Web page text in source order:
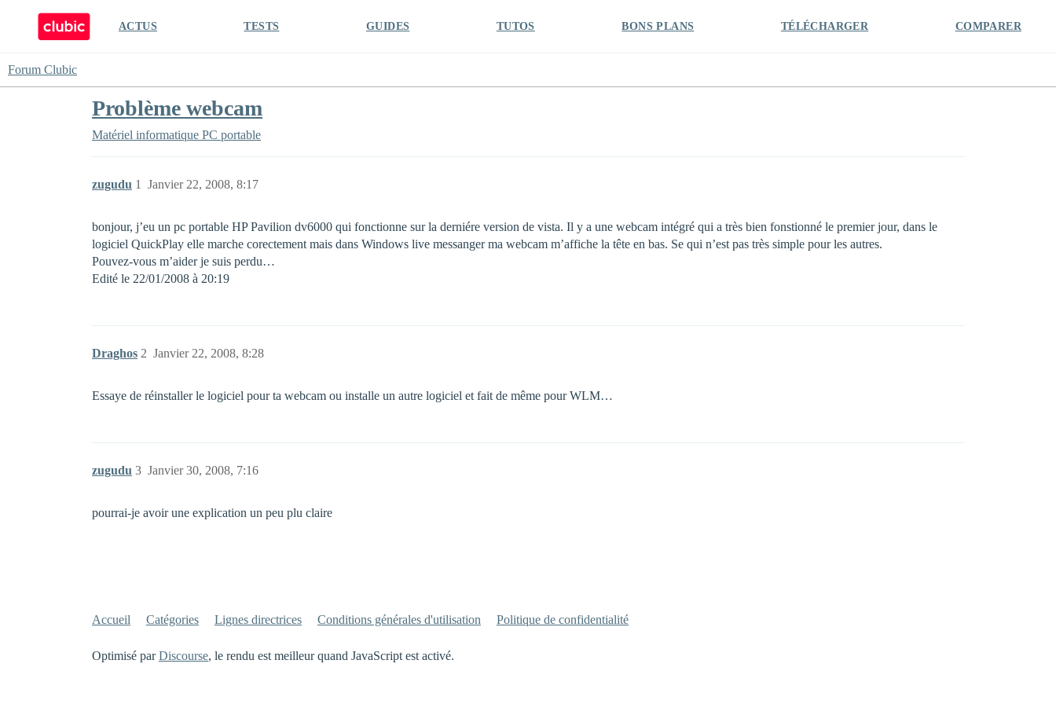
ACTUS TESTS GUIDES TUTOS BONS PLANS TÉLÉCHARGER COMPARER
Forum Clubic
Problème webcam
Matériel informatique PC portable
zugudu Janvier 22, 2008, 8:17
1
bonjour, j’eu un pc portable HP Pavilion dv6000 qui fonctionne sur la derniére version de vista. Il y a une webcam intégré qui a très bien fonstionné le premier jour, dans le
logiciel QuickPlay elle marche corectement mais dans Windows live messanger ma webcam m’affiche la tête en bas. Se qui n’est pas très simple pour les autres.
Pouvez-vous m’aider je suis perdu…
Edité le 22/01/2008 à 20:19
Draghos Janvier 22, 2008, 8:28
2
Essaye de réinstaller le logiciel pour ta webcam ou installe un autre logiciel et fait de même pour WLM…
zugudu Janvier 30, 2008, 7:16
3
pourrai-je avoir une explication un peu plu claire
Accueil Catégories Lignes directrices Conditions générales d'utilisation Politique de confidentialité
Optimisé parDiscourse, le rendu est meilleur quand JavaScript est activé.